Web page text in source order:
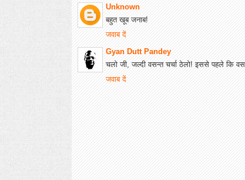
Unknown
बहुत खूब जनाब!
जवाब दें
Gyan Dutt Pandey
चलो जी, जल्दी वसन्त चर्चा ठेलो! इससे पहले कि
जवाब दें